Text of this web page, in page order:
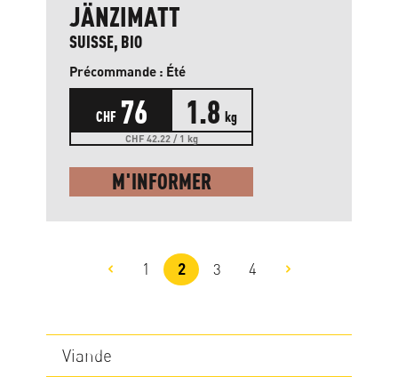
JÄNZIMATT
SUISSE, BIO
Précommande : Été
CHF 76 1.8 kg
CHF 42.22 / 1 kg
M'INFORMER
Page
1
Page
2
Page
3
Page
4
Viande